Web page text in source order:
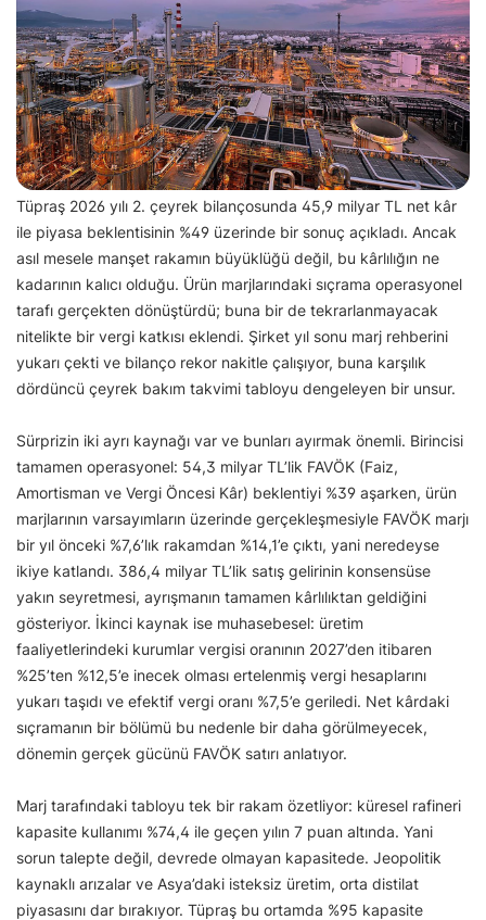
Tüpraş 2026 yılı 2. çeyrek bilançosunda 45,9 milyar TL net kâr
ile piyasa beklentisinin %49 üzerinde bir sonuç açıkladı. Ancak
asıl mesele manşet rakamın büyüklüğü değil, bu kârlılığın ne
kadarının kalıcı olduğu. Ürün marjlarındaki sıçrama operasyonel
tarafı gerçekten dönüştürdü; buna bir de tekrarlanmayacak
nitelikte bir vergi katkısı eklendi. Şirket yıl sonu marj rehberini
yukarı çekti ve bilanço rekor nakitle çalışıyor, buna karşılık
dördüncü çeyrek bakım takvimi tabloyu dengeleyen bir unsur.
Sürprizin iki ayrı kaynağı var ve bunları ayırmak önemli. Birincisi
tamamen operasyonel: 54,3 milyar TL’lik FAVÖK (Faiz,
Amortisman ve Vergi Öncesi Kâr) beklentiyi %39 aşarken, ürün
marjlarının varsayımların üzerinde gerçekleşmesiyle FAVÖK marjı
bir yıl önceki %7,6’lık rakamdan %14,1’e çıktı, yani neredeyse
ikiye katlandı. 386,4 milyar TL’lik satış gelirinin konsensüse
yakın seyretmesi, ayrışmanın tamamen kârlılıktan geldiğini
gösteriyor. İkinci kaynak ise muhasebesel: üretim
faaliyetlerindeki kurumlar vergisi oranının 2027’den itibaren
%25’ten %12,5’e inecek olması ertelenmiş vergi hesaplarını
yukarı taşıdı ve efektif vergi oranı %7,5’e geriledi. Net kârdaki
sıçramanın bir bölümü bu nedenle bir daha görülmeyecek,
dönemin gerçek gücünü FAVÖK satırı anlatıyor.
Marj tarafındaki tabloyu tek bir rakam özetliyor: küresel rafineri
kapasite kullanımı %74,4 ile geçen yılın 7 puan altında. Yani
sorun talepte değil, devrede olmayan kapasitede. Jeopolitik
kaynaklı arızalar ve Asya’daki isteksiz üretim, orta distilat
piyasasını dar bırakıyor. Tüpraş bu ortamda %95 kapasite